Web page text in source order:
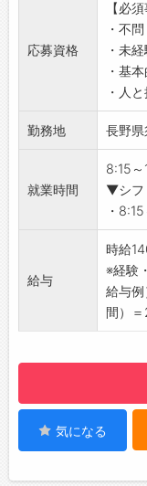
☆
・そ
◎業務
【お
・実
り！
・最
【未
♪
・モ
【研
・手厚
・知
心く
【販
・接
ら働
・サ
てい
応募資格
【必
・不問
・未
・基
・人
勤務地 長野
就業時間
8:15
▼シフ
・
給与
時給
※経験
給与
間）
気になる